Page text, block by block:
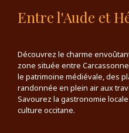
Entre l'Aude et
Découvrez le charme
zone située entre
le patrimoine médiévale, des
randonnée en plein air aux
Savourez la gastronomie
culture occitane.